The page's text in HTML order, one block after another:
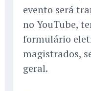
evento será
no YouTube,
formulário
magistrados,
geral.